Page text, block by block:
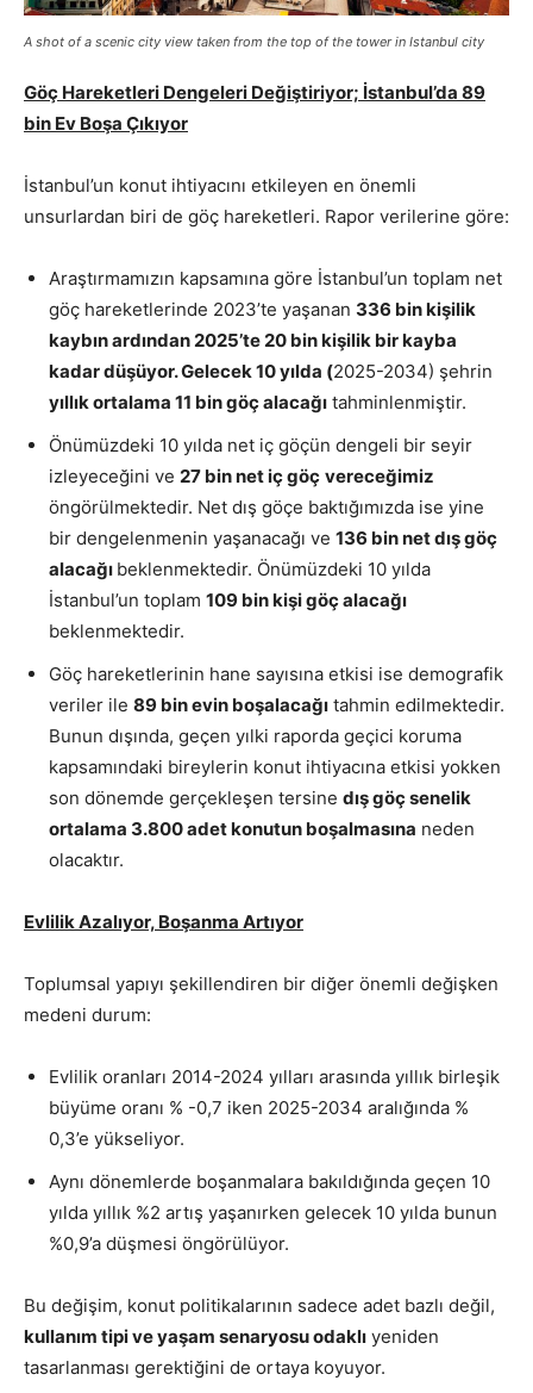
A shot of a scenic city view taken from the top of the tower in Istanbul city
Göç Hareketleri Dengeleri Değiştiriyor; İstanbul’da 89
bin Ev Boşa Çıkıyor
İstanbul’un konut ihtiyacını etkileyen en önemli
unsurlardan biri de göç hareketleri. Rapor verilerine göre:
Araştırmamızın kapsamına göre İstanbul’un toplam net
göç hareketlerinde 2023’te yaşanan 336 bin kişilik
kaybın ardından 2025’te 20 bin kişilik bir kayba
kadar düşüyor. Gelecek 10 yılda (2025-2034) şehrin
yıllık ortalama 11 bin göç alacağı tahminlenmiştir.
Önümüzdeki 10 yılda net iç göçün dengeli bir seyir
izleyeceğini ve 27 bin net iç göç vereceğimiz
öngörülmektedir. Net dış göçe baktığımızda ise yine
bir dengelenmenin yaşanacağı ve 136 bin net dış göç
alacağı beklenmektedir. Önümüzdeki 10 yılda
İstanbul’un toplam 109 bin kişi göç alacağı
beklenmektedir.
Göç hareketlerinin hane sayısına etkisi ise demografik
veriler ile 89 bin evin boşalacağı tahmin edilmektedir.
Bunun dışında, geçen yılki raporda geçici koruma
kapsamındaki bireylerin konut ihtiyacına etkisi yokken
son dönemde gerçekleşen tersine dış göç senelik
ortalama 3.800 adet konutun boşalmasına neden
olacaktır.
Evlilik Azalıyor, Boşanma Artıyor
Toplumsal yapıyı şekillendiren bir diğer önemli değişken
medeni durum:
Evlilik oranları 2014-2024 yılları arasında yıllık birleşik
büyüme oranı % -0,7 iken 2025-2034 aralığında %
0,3’e yükseliyor.
Aynı dönemlerde boşanmalara bakıldığında geçen 10
yılda yıllık %2 artış yaşanırken gelecek 10 yılda bunun
%0,9’a düşmesi öngörülüyor.
Bu değişim, konut politikalarının sadece adet bazlı değil,
kullanım tipi ve yaşam senaryosu odaklı yeniden
tasarlanması gerektiğini de ortaya koyuyor.